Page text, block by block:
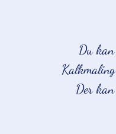
Du
Der